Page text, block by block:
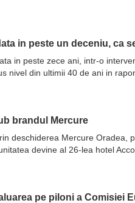
in peste un deceniu, ca
in peste zece ani, intr-o
nivel din ultimii 40 de ani in
brandul Mercure
deschiderea Mercure
devine al 26-lea hotel
pe piloni a Comisiei